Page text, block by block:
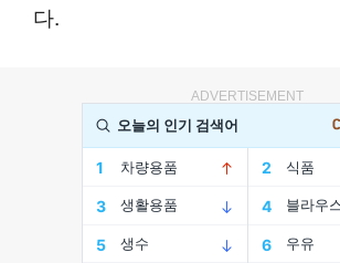
다.
ADVERTISEMENT